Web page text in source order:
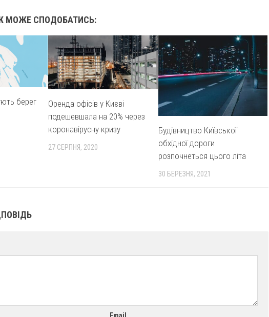
МОЖЕ СПОДОБАТИСЬ:
берег
Оренда офісів у Києві
подешевшала на 20% через
коронавірусну кризу
27 СЕРПНЯ, 2020
Будівництво Київської
обхідної дороги
розпочнеться цього літа
30 БЕРЕЗНЯ, 2021
Email